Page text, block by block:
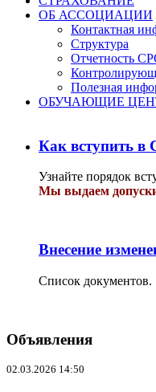
ОБ АССОЦИАЦИИ
Контактная
Структура
Отчетность
Полезная
ОБУЧАЮЩИЕ
Как вступить в
Узнайте порядок
Мы выдаем допуски
Внесение
Список документов.
Объявления
02.03.2026 14:50